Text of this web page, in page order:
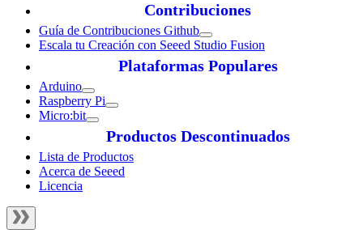
Contribuciones
Guía de Contribuciones Github
Escala tu Creación con Seeed Studio Fusion
Plataformas Populares
Arduino
Raspberry Pi
Micro:bit
Productos Descontinuados
Lista de Productos
Acerca de Seeed
Licencia